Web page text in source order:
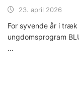
23. april 2026
For syvende år i træk
ungdomsprogram